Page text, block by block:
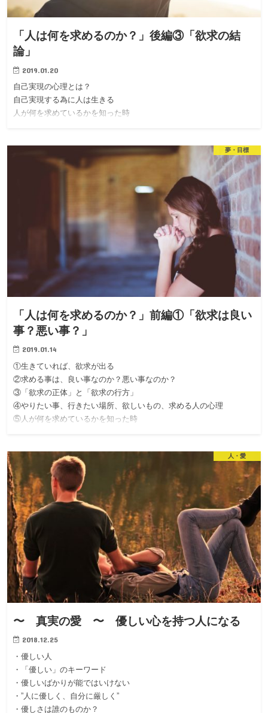
「人は何を求めるのか？」後編③「欲求の結
論」
2019.01.20
自己実現の心理とは？
自己実現する為に人は生きる
人が何を求めているかを知った時
夢・目標
「人は何を求めるのか？」前編①「欲求は良い
事？悪い事？」
2019.01.14
①生きていれば、欲求が出る
②求める事は、良い事なのか？悪い事なのか？
③「欲求の正体」と「欲求の行方」
④やりたい事、行きたい場所、欲しいもの、求める人の心理
⑤人が何を求めているかを知った時
人・愛
〜 真実の愛 〜 優しい心を持つ人になる
2018.12.25
・優しい人
・「優しい」のキーワード
・優しいばかりが能ではいけない
・”人に優しく、自分に厳しく”
・優しさは誰のものか？